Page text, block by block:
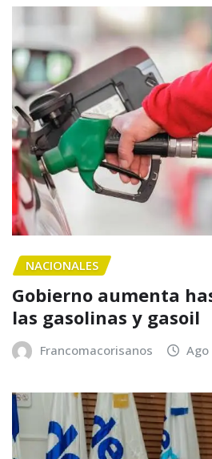
NACIONALES
Gobierno aumenta
las gasolinas y gasoil
Francomacorisanos Ago